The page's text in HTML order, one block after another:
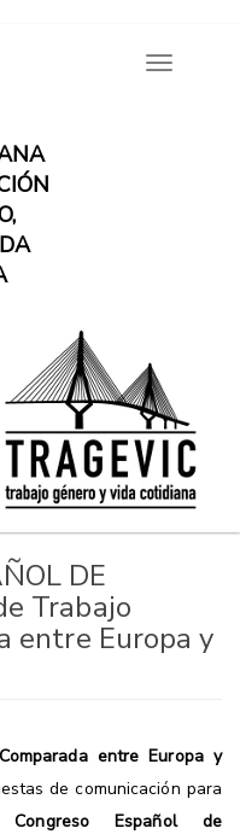
Toggle
DE
Trabajo
entre Europa y
entre Europa y
de comunicación para
Congreso Español de